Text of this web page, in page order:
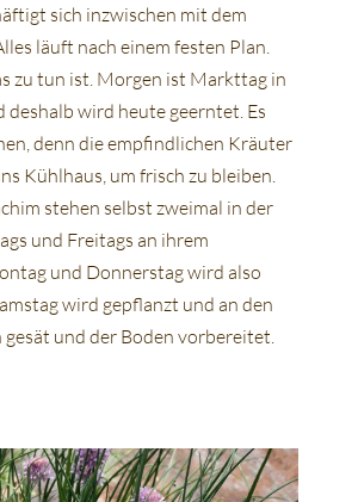
sich inzwischen mit dem
läuft nach einem festen Plan.
zu tun ist. Morgen ist Markttag in
deshalb wird heute geerntet. Es
denn die empfindlichen Kräuter
Kühlhaus, um frisch zu bleiben.
stehen selbst zweimal in der
und Freitags an ihrem
und Donnerstag wird also
wird gepflanzt und an den
gesät und der Boden vorbereitet.